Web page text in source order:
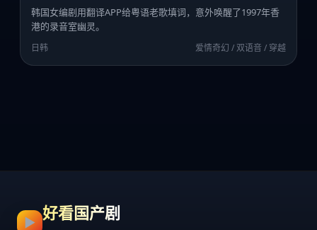
韩国女编剧用翻译APP给粤语老歌填词，意外唤醒了1997年香
港的录音室幽灵。
日韩 爱情奇幻 / 双语音 / 穿越
▶ 好看国产剧